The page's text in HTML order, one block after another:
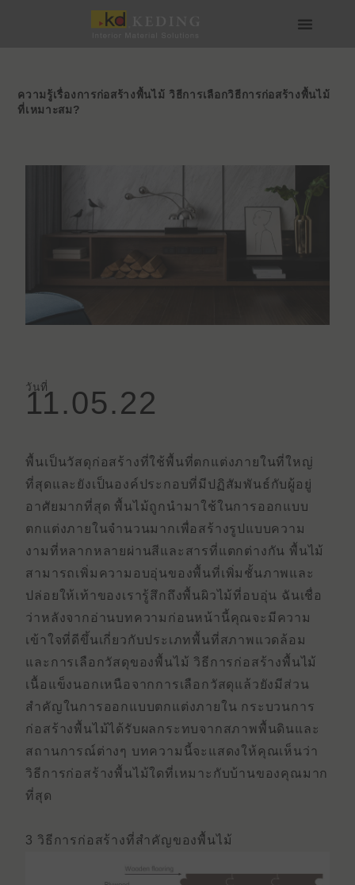
ความรู้เรื่องการก่อสร้างพื้นไม้ วิธีการเลือกวิธีการก่อสร้างพื้นไม้
ที่เหมาะสม?
วันที่
11.05.22
พื้นเป็นวัสดุก่อสร้างที่ใช้พื้นที่ตกแต่งภายในที่ใหญ่
ที่สุดและยังเป็นองค์ประกอบที่มีปฏิสัมพันธ์กับผู้อยู่
อาศัยมากที่สุด พื้นไม้ถูกนํามาใช้ในการออกแบบ
ตกแต่งภายในจํานวนมากเพื่อสร้างรูปแบบความ
งามที่หลากหลายผ่านสีและสารที่แตกต่างกัน พื้นไม้
สามารถเพิ่มความอบอุ่นของพื้นที่เพิ่มชั้นภาพและ
ปล่อยให้เท้าของเรารู้สึกถึงพื้นผิวไม้ที่อบอุ่น ฉันเชื่อ
ว่าหลังจากอ่านบทความก่อนหน้านี้คุณจะมีความ
เข้าใจที่ดีขึ้นเกี่ยวกับประเภทพื้นที่สภาพแวดล้อม
และการเลือกวัสดุของพื้นไม้ วิธีการก่อสร้างพื้นไม้
เนื้อแข็งนอกเหนือจากการเลือกวัสดุแล้วยังมีส่วน
สําคัญในการออกแบบตกแต่งภายใน กระบวนการ
ก่อสร้างพื้นไม้ได้รับผลกระทบจากสภาพพื้นดินและ
สถานการณ์ต่างๆ บทความนี้จะแสดงให้คุณเห็นว่า
วิธีการก่อสร้างพื้นไม้ใดที่เหมาะกับบ้านของคุณมาก
ที่สุด
3 วิธีการก่อสร้างที่สําคัญของพื้นไม้